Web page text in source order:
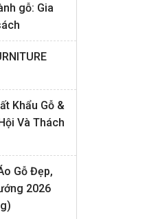
gỗ: Gia
Khẩu Gỗ &
Và Thách
Gỗ Đẹp,
2026